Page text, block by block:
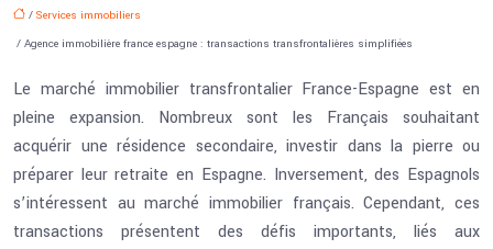
/ Services immobiliers
/ Agence immobilière france espagne : transactions transfrontalières simplifiées
Le marché immobilier transfrontalier France-Espagne est en
pleine expansion. Nombreux sont les Français souhaitant
acquérir une résidence secondaire, investir dans la pierre ou
préparer leur retraite en Espagne. Inversement, des Espagnols
s’intéressent au marché immobilier français. Cependant, ces
transactions présentent des défis importants, liés aux